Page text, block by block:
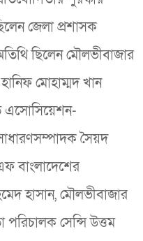
জেলা প্রশাসক
ছিলেন মৌলভীবাজার
মোহাম্মদ খান
এসোসিয়েশন-
সাধারণসম্পাদক সৈয়দ
বাংলাদেশের
হাসান, মৌলভীবাজার
পরিচালক সেন্সি উত্তম